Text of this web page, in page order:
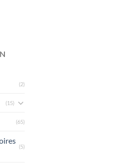
(2)
(15)
(65)
(5)